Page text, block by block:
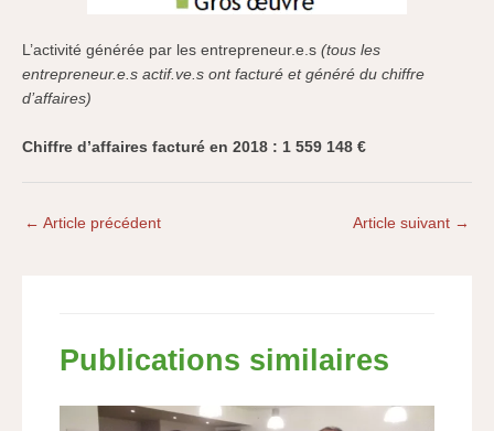
L’activité générée par les entrepreneur.e.s (tous les
entrepreneur.e.s actif.ve.s ont facturé et généré du chiffre
d’affaires)
Chiffre d’affaires facturé en 2018 : 1 559 148 €
← Article précédent Article suivant →
Publications similaires